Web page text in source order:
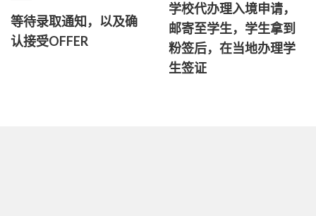
等待录取通知，以及确
认接受OFFER
学校代办理入境申请，
邮寄至学生，学生拿到
粉签后，在当地办理学
生签证